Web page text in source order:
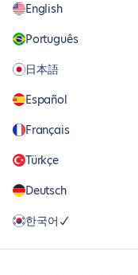
English
Português
日本語
Español
Français
Türkçe
Deutsch
한국어